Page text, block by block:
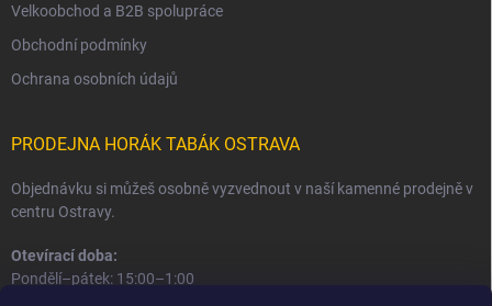
Velkoobchod a B2B spolupráce
Obchodní podmínky
Ochrana osobních údajů
PRODEJNA HORÁK TABÁK OSTRAVA
Objednávku si můžeš osobně vyzvednout v naší kamenné prodejně v
centru Ostravy.
Otevírací doba:
Pondělí–pátek: 15:00–1:00